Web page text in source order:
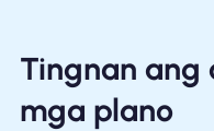
Tingnan ang
mga plano